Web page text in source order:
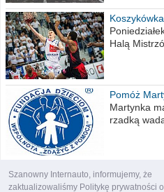
Szanowny Internauto, informujemy, że
zaktualizowaliśmy Politykę prywatności
Halą
Pomóż
Martynka
rzadką
Polska
Nadszedł